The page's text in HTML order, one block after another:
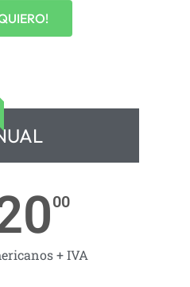
00
+ IVA